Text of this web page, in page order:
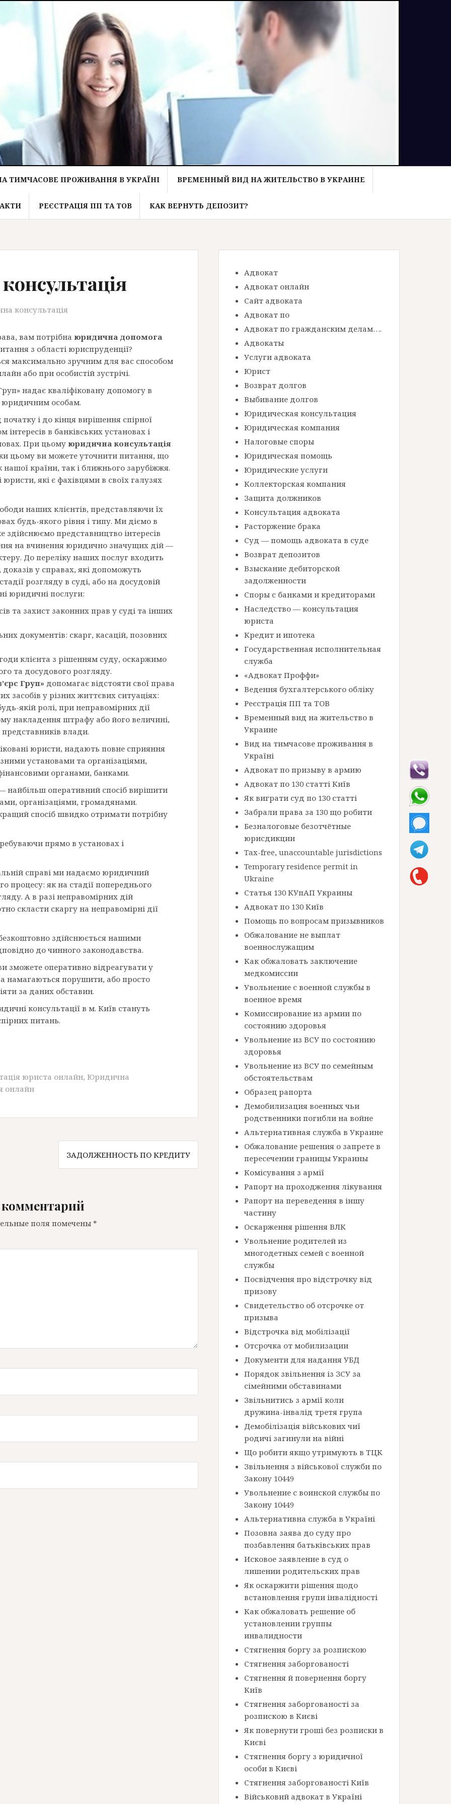
ТИМЧАСОВЕ ПРОЖИВАННЯ В УКРАЇНІ ВРЕМЕННЫЙ ВИД НА ЖИТЕЛЬСТВО В УКРАИНЕ
РЕЄСТРАЦІЯ ПП ТА ТОВ КАК ВЕРНУТЬ ДЕПОЗИТ?
консультація
вам потрібна юридична допомога
з області юриспруденції?
максимально зручним для вас способом
або при особистій зустрічі.
надає кваліфіковану допомогу в
юридичним особам.
і до кінця вирішення спірної
в банківських установах і
При цьому юридична консультація
цьому ви можете уточнити питання, що
країни, так і ближнього зарубіжжя.
які є фахівцями в своїх галузях
наших клієнтів, представляючи їх
будь-якого рівня і типу. Ми діємо в
представництво інтересів
на вчинення юридично значущих дій —
До переліку наших послуг входить
у справах, які допоможуть
розгляду в суді, або на досудовій
юридичні послуги:
та захист законних прав у суді та інших
документів: скарг, касацій, позовних
клієнта з рішенням суду, оскаржимо
та досудового розгляду.
Груп» допомагає відстояти свої права
засобів у різних життєвих ситуаціях:
якій ролі, при неправомірних дії
накладення штрафу або його величині,
влади.
юристи, надають повне сприяння
установами та організаціями,
органами, банками.
найбільш оперативний спосіб вирішити
організаціями, громадянами.
спосіб швидко отримати потрібну
прямо в установах і
справі ми надаємо юридичний
процесу: як на стадії попереднього
А в разі неправомірних дій
скласти скаргу на неправомірні дії
здійснюється нашими
до чинного законодавства.
зможете оперативно відреагувати у
намагаються порушити, або просто
за даних обставин.
консультації в м. Київ стануть
питань.
юриста онлайн, Юридична
онлайн
ЗАДОЛЖЕННОСТЬ ПО КРЕДИТУ
поля помечены *
Адвокат
Адвокат онлайн
Сайт адвоката
Адвокат по
Адвокат по гражданским делам….
Адвокаты
Услуги адвоката
Юрист
Возврат долгов
Выбивание долгов
Юридическая консультация
Юридическая компания
Налоговые споры
Юридическая помощь
Юридические услуги
Коллекторская компания
Защита должников
Консультация адвоката
Расторжение брака
Суд — помощь адвоката в суде
Возврат депозитов
Взыскание дебиторской
задолженности
Споры с банками и кредиторами
Наследство — консультация
юриста
Кредит и ипотека
Государственная исполнительная
служба
«Адвокат Проффи»
Ведення бухгалтерського обліку
Реєстрація ПП та ТОВ
Временный вид на жительство в
Украине
Вид на тимчасове проживання в
Україні
Адвокат по призыву в армию
Адвокат по 130 статті Київ
Як виграти суд по 130 статті
Забрали права за 130 що робити
Безналоговые безотчётные
юрисдикции
Tax-free, unaccountable jurisdictions
Temporary residence permit in
Ukraine
Статья 130 КУпАП Украины
Адвокат по 130 Київ
Помощь по вопросам призывников
Обжалование не выплат
военнослужащим
Как обжаловать заключение
медкомиссии
Увольнение с военной службы в
военное время
Комиссирование из армии по
состоянию здоровья
Увольнение из ВСУ по состоянию
здоровья
Увольнение из ВСУ по семейным
обстоятельствам
Образец рапорта
Демобилизация военных чьи
родственники погибли на войне
Альтернативная служба в Украине
Обжалование решения о запрете в
пересечении границы Украины
Комісування з армії
Рапорт на проходження лікування
Рапорт на переведення в іншу
частину
Оскарження рішення ВЛК
Увольнение родителей из
многодетных семей с военной
службы
Посвідчення про відстрочку від
призову
Свидетельство об отсрочке от
призыва
Відстрочка від мобілізації
Отсрочка от мобилизации
Документи для надання УБД
Порядок звільнення із ЗСУ за
сімейними обставинами
Звільнитись з армії коли
дружина-інвалід третя група
Демобілізація військових чиї
родичі загинули на війні
Що робити якщо утримують в ТЦК
Звільнення з військової служби по
Закону 10449
Увольнение с воинской службы по
Закону 10449
Альтернативна служба в Україні
Позовна заява до суду про
позбавлення батьківських прав
Исковое заявление в суд о
лишении родительских прав
Як оскаржити рішення щодо
встановлення групи інвалідності
Как обжаловать решение об
установлении группы
инвалидности
Стягнення боргу за розпискою
Стягнення заборгованості
Стягнення й повернення боргу
Київ
Стягнення заборгованості за
розпискою в Києві
Як повернути гроші без розписки в
Києві
Стягнення боргу з юридичної
особи в Києві
Стягнення заборгованості Київ
Військовий адвокат в Україні